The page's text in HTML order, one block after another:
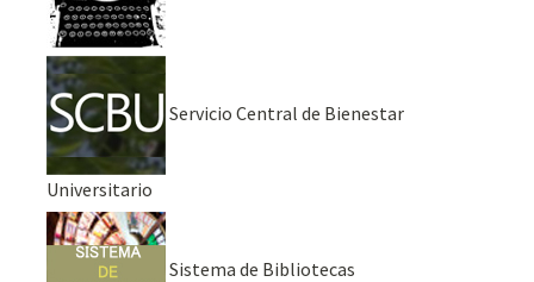
Servicio Central de Bienestar
Universitario
Sistema de Bibliotecas